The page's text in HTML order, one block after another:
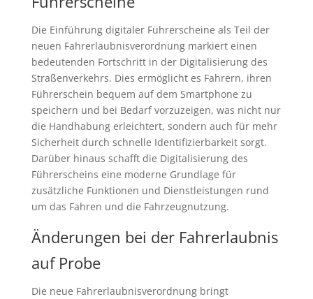
Die Einführung digitaler Führerscheine als Teil der
neuen Fahrerlaubnisverordnung markiert einen
bedeutenden Fortschritt in der Digitalisierung des
Straßenverkehrs. Dies ermöglicht es Fahrern, ihren
Führerschein bequem auf dem Smartphone zu
speichern und bei Bedarf vorzuzeigen, was nicht nur
die Handhabung erleichtert, sondern auch für mehr
Sicherheit durch schnelle Identifizierbarkeit sorgt.
Darüber hinaus schafft die Digitalisierung des
Führerscheins eine moderne Grundlage für
zusätzliche Funktionen und Dienstleistungen rund
um das Fahren und die Fahrzeugnutzung.
Änderungen bei der Fahrerlaubnis
auf Probe
Die neue Fahrerlaubnisverordnung bringt